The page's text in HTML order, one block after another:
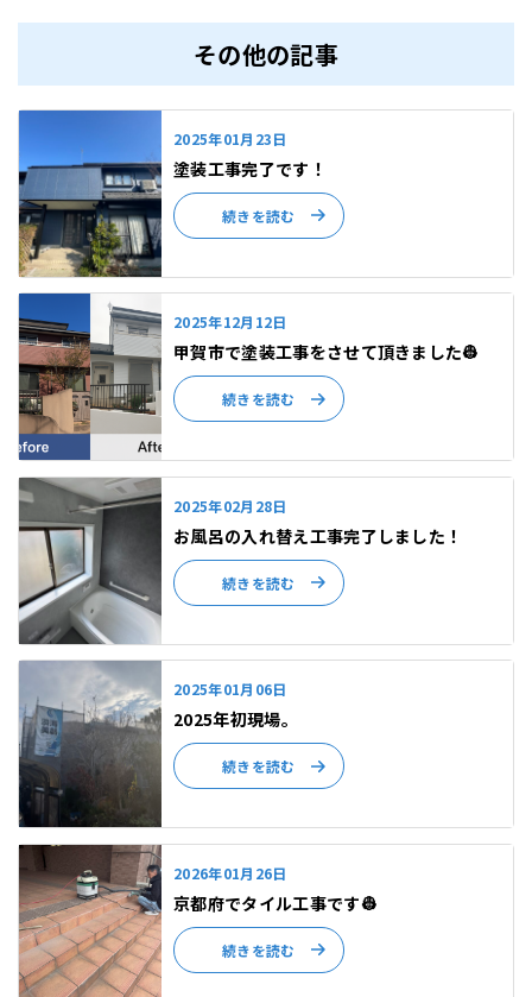
その他の記事
2025年01月23日
塗装工事完了です！
続きを読む
2025年12月12日
甲賀市で塗装工事をさせて頂きました👷
続きを読む
2025年02月28日
お風呂の入れ替え工事完了しました！
続きを読む
2025年01月06日
2025年初現場。
続きを読む
2026年01月26日
京都府でタイル工事です👷
続きを読む